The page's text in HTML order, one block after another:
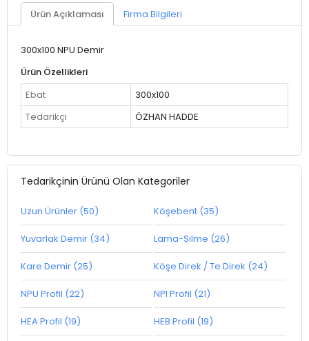
Ürün Açıklaması Firma Bilgileri
300x100 NPU Demir
Ürün Özellikleri
Ebat
300x100
Tedarikçi
ÖZHAN HADDE
Tedarikçinin Ürünü Olan Kategoriler
Uzun Ürünler (50) Köşebent (35)
Yuvarlak Demir (34) Lama-Silme (26)
Kare Demir (25) Köşe Direk / Te Direk (24)
NPU Profil (22) NPI Profil (21)
HEA Profil (19) HEB Profil (19)